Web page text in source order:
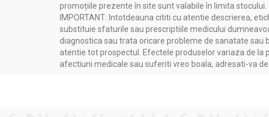
promoțiile prezente în site sunt valabile în limita stocului.
IMPORTANT: Intotdeauna cititi cu atentie descrierea,
substituie sfaturile sau prescriptiile medicului
diagnostica sau trata oricare probleme de sanatate
atentie tot prospectul. Efectele produselor variaza de la
afectiuni medicale sau suferiti vreo boala, adresati-va